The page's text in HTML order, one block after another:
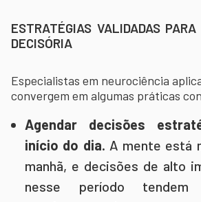
ESTRATÉGIAS VALIDADAS
DECISÓRIA
Especialistas em neurociência
convergem em algumas práticas
Agendar decisões
início do dia. A mente está
manhã, e decisões de alto
nesse período